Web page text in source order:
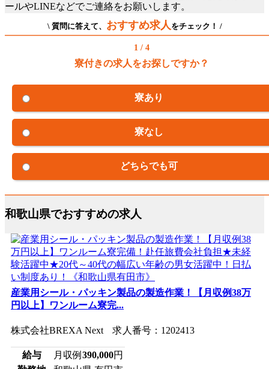
ールやLINEなどでご連絡をお願いします。
\ 質問に答えて、 おすすめ求人 をチェック！ /
1 / 4
寮付きの求人をお探しですか？
寮あり
寮なし
どちらでも可
和歌山県でおすすめの求人
産業用シール・パッキン製品の製造作業！【月収例38万
円以上】ワンルーム寮完...
株式会社BREXA Next 求人番号：1202413
給与 月収例 390,000円